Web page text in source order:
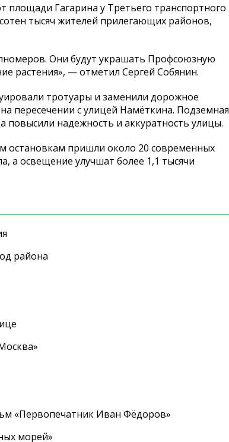
площади Гагарина у Третьего транспортного
тысяч жителей прилегающих районов,
. Они будут украшать Профсоюзную
растения», —отметил Сергей Собянин.
тротуары и заменили дорожное
пересечении сулицей Намёткина. Подземная
повысили надежность и аккуратность улицы.
остановкам пришли около 20 современных
а освещение улучшат более 1,1 тысячи
района
«Первопечатник Иван Фёдоров»
морей»